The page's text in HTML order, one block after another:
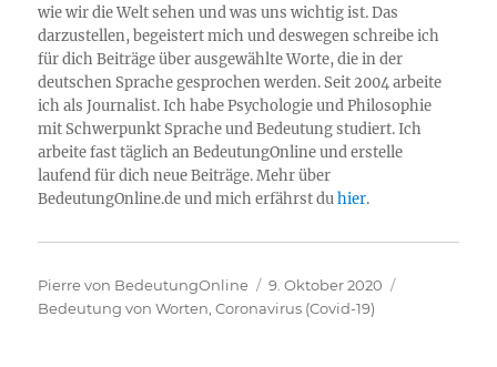
wie wir die Welt sehen und was uns wichtig ist. Das
darzustellen, begeistert mich und deswegen schreibe ich
für dich Beiträge über ausgewählte Worte, die in der
deutschen Sprache gesprochen werden. Seit 2004 arbeite
ich als Journalist. Ich habe Psychologie und Philosophie
mit Schwerpunkt Sprache und Bedeutung studiert. Ich
arbeite fast täglich an BedeutungOnline und erstelle
laufend für dich neue Beiträge. Mehr über
BedeutungOnline.de und mich erfährst duhier.
Autor
Pierre von BedeutungOnline
Veröffentlicht
am
9. Oktober 2020
Bedeutung von Worten ,Coronavirus (Covid-19)